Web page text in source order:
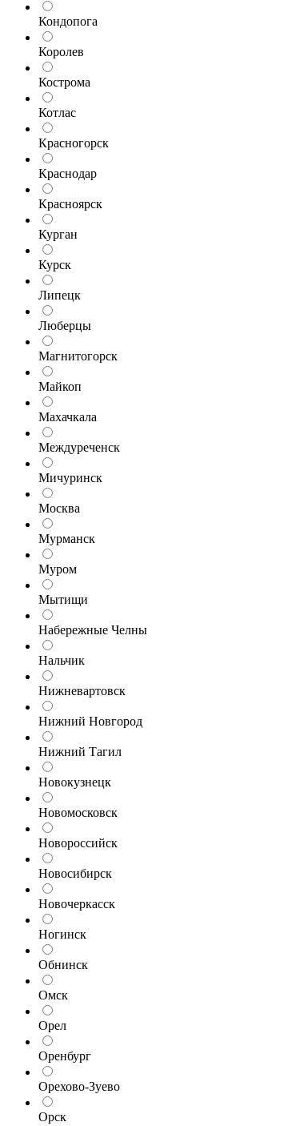
Кондопога
Королев
Кострома
Котлас
Красногорск
Краснодар
Красноярск
Курган
Курск
Липецк
Люберцы
Магнитогорск
Майкоп
Махачкала
Междуреченск
Мичуринск
Москва
Мурманск
Муром
Мытищи
Набережные Челны
Нальчик
Нижневартовск
Нижний Новгород
Нижний Тагил
Новокузнецк
Новомосковск
Новороссийск
Новосибирск
Новочеркасск
Ногинск
Обнинск
Омск
Орел
Оренбург
Орехово-Зуево
Орск